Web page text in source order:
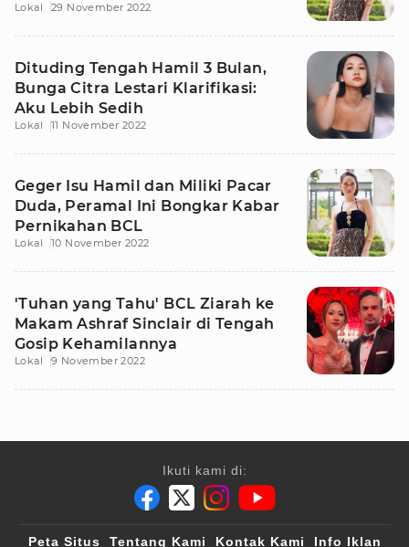
Lokal 29 November 2022
Dituding Tengah Hamil 3 Bulan,
Bunga Citra Lestari Klarifikasi:
Aku Lebih Sedih
Lokal 11 November 2022
Geger Isu Hamil dan Miliki Pacar
Duda, Peramal Ini Bongkar Kabar
Pernikahan BCL
Lokal 10 November 2022
'Tuhan yang Tahu' BCL Ziarah ke
Makam Ashraf Sinclair di Tengah
Gosip Kehamilannya
Lokal 9 November 2022
Ikuti kami di:
Peta Situs Tentang Kami Kontak Kami Info Iklan